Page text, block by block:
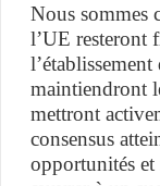
Nous sommes
l’UE resteront
maintiendront
mettront
consensus
opportunités